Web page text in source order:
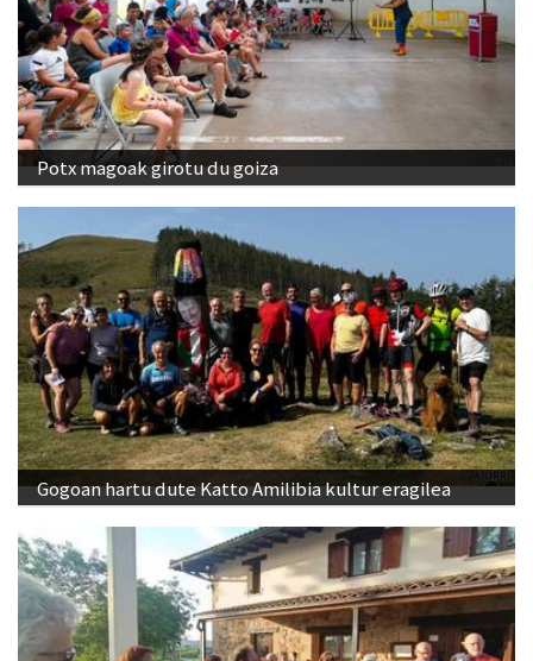
Potx magoak girotu du goiza
Gogoan hartu dute Katto Amilibia kultur eragilea